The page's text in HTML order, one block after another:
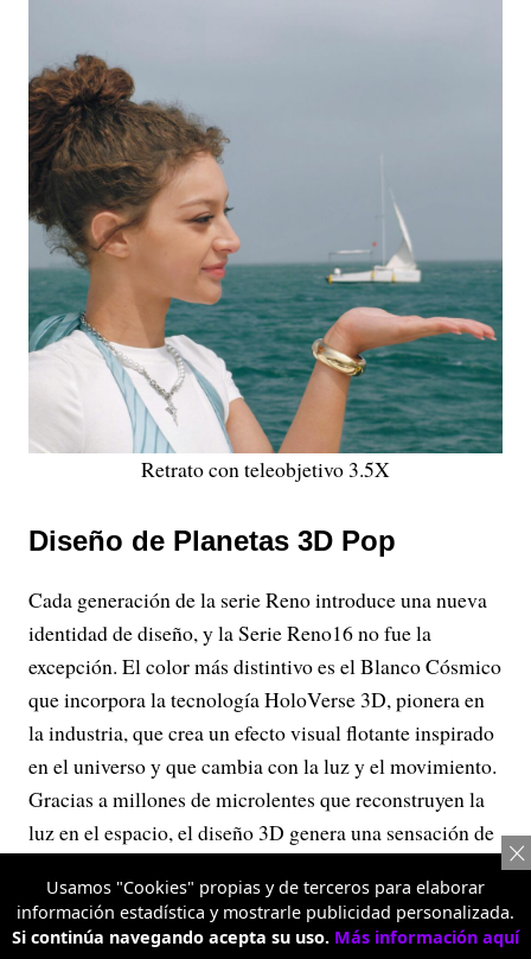
Retrato con teleobjetivo 3.5X
Diseño de Planetas 3D Pop
Cada generación de la serie Reno introduce una nueva
identidad de diseño, y la Serie Reno16 no fue la
excepción. El color más distintivo es el Blanco Cósmico
que incorpora la tecnología HoloVerse 3D, pionera en
la industria, que crea un efecto visual flotante inspirado
en el universo y que cambia con la luz y el movimiento.
Gracias a millones de microlentes que reconstruyen la
luz en el espacio, el diseño 3D genera una sensación de
la superficie del teléfono. Esto le da a la Serie Reno16
una firma visual impactante, sin dejar de lado un
Usamos "Cookies" propias y de terceros para elaborar
información estadística y mostrarle publicidad personalizada.
Si continúa navegando acepta su uso. Más información aquí